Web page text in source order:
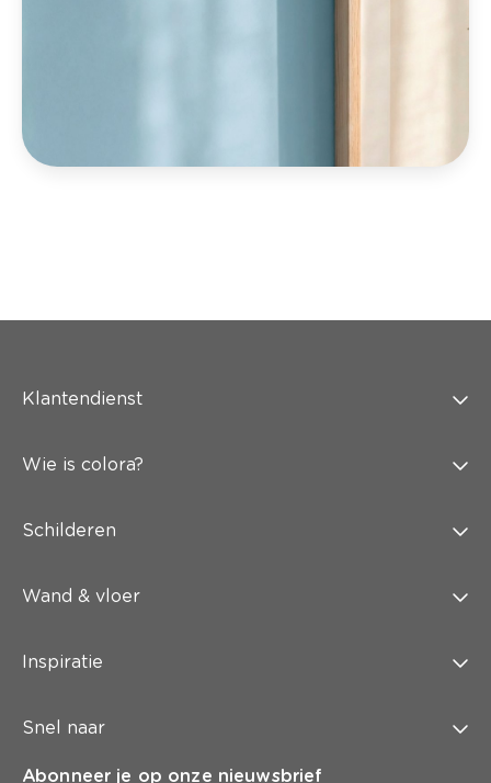
Klantendienst
Wie is colora?
Schilderen
Wand & vloer
Inspiratie
Snel naar
Abonneer je op onze nieuwsbrief